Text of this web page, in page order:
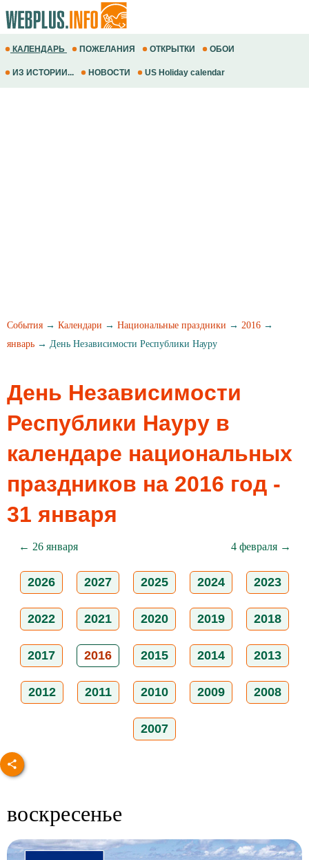
КАЛЕНДАРЬ ПОЖЕЛАНИЯ ОТКРЫТКИ ОБОИ
ИЗ ИСТОРИИ... НОВОСТИ US Holiday calendar
События → Календари → Национальные праздники → 2016 →
январь → День Независимости Республики Науру
День Независимости
Республики Науру в
календаре национальных
праздников на 2016 год -
31 января
← 26 января 4 февраля →
2026 2027 2025 2024 2023
2022 2021 2020 2019 2018
2017 2016 2015 2014 2013
2012 2011 2010 2009 2008
2007
воскресенье